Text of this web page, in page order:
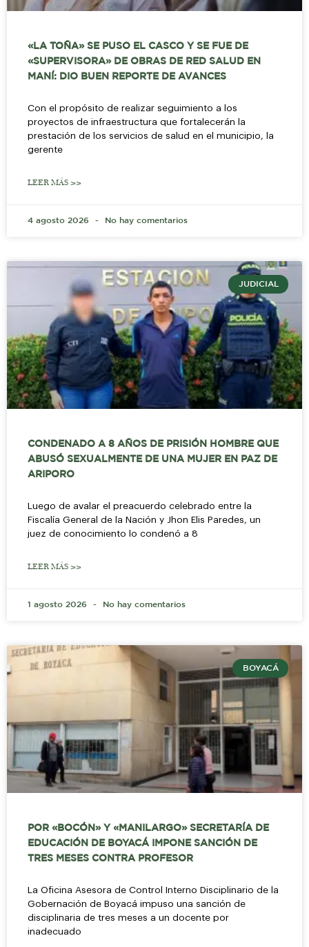
«LA TOÑA» SE PUSO EL CASCO Y SE FUE DE
«SUPERVISORA» DE OBRAS DE RED SALUD EN
MANÍ: DIO BUEN REPORTE DE AVANCES
Con el propósito de realizar seguimiento a los
proyectos de infraestructura que fortalecerán la
prestación de los servicios de salud en el municipio, la
gerente
LEER MÁS >>
4 agosto 2026 No hay comentarios
JUDICIAL
CONDENADO A 8 AÑOS DE PRISIÓN HOMBRE QUE
ABUSÓ SEXUALMENTE DE UNA MUJER EN PAZ DE
ARIPORO
Luego de avalar el preacuerdo celebrado entre la
Fiscalía General de la Nación y Jhon Elis Paredes, un
juez de conocimiento lo condenó a 8
LEER MÁS >>
1 agosto 2026 No hay comentarios
BOYACÁ
POR «BOCÓN» Y «MANILARGO» SECRETARÍA DE
EDUCACIÓN DE BOYACÁ IMPONE SANCIÓN DE
TRES MESES CONTRA PROFESOR
La Oficina Asesora de Control Interno Disciplinario de la
Gobernación de Boyacá impuso una sanción de
disciplinaria de tres meses a un docente por
inadecuado